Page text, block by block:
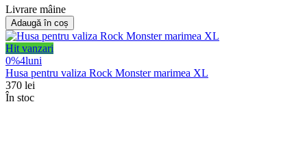
Livrare mâine
Adaugă în coș
Hit vanzari
0%4luni
Husa pentru valiza Rock Monster marimea XL
370 lei
În stoc